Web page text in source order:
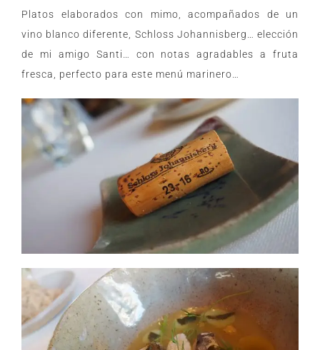
Platos elaborados con mimo, acompañados de un
vino blanco diferente, Schloss Johannisberg… elección
de mi amigo Santi… con notas agradables a fruta
fresca, perfecto para este menú marinero…